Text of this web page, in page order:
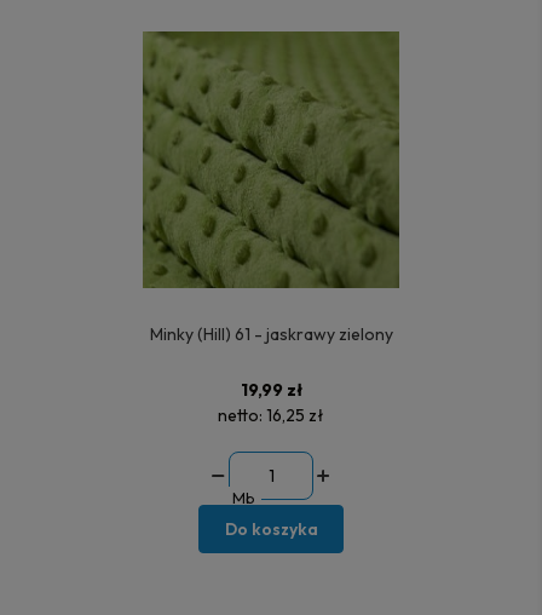
Minky (Hill) 61 - jaskrawy zielony
19,99 zł
netto: 16,25 zł
Mb
Do koszyka